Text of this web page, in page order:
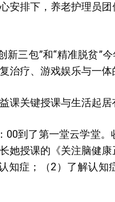
安排下，养老护理员
三包”和“精准脱贫”
治疗、游戏娱乐与一体
课关键授课与生活起居
00到了第一堂云学堂
她授课的《关注脑健
知症；（2）了解认知